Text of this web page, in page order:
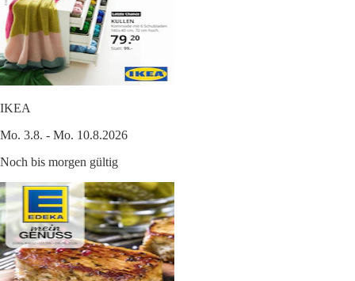
IKEA
Mo. 3.8. - Mo. 10.8.2026
Noch bis morgen gültig